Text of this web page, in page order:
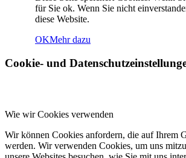
für Sie ok. Wenn Sie nicht
diese Website.
OKMehr dazu
Cookie- und
Wie wir Cookies verwenden
Wir können Cookies anfordern, die auf Ihrem
werden. Wir verwenden Cookies, um uns